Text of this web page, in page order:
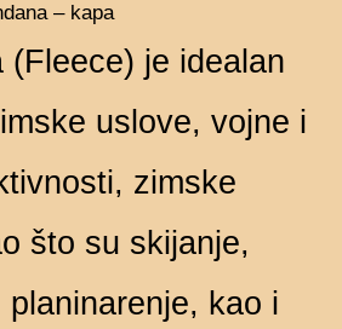
– kapa
(Fleece) je idealan
uslove, vojne i
zimske
što su skijanje,
planinarenje, kao i